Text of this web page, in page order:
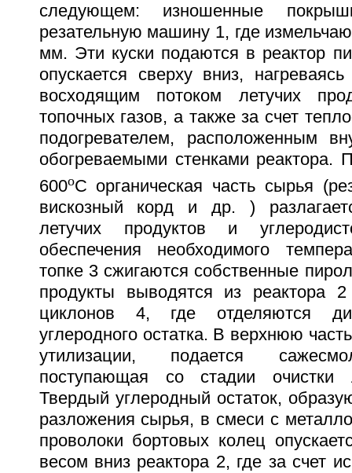
следующем: изношенные
резательную машину 1, где
мм. Эти куски подаются в реактор
опускается сверху вниз,
восходящим потоком летучих
топочных газов, а также за счет
подогревателем, расположенным
обогреваемыми стенками реактора.
600oC органическая часть сырья
вискозный корд и др. )
летучих продуктов и
обеспечения необходимого
топке 3 сжигаются собственные
продукты выводятся из реактора
циклонов 4, где отделяются
углеродного остатка. В верхнюю
утилизации, подается
поступающая со стадии очистки
Твердый углеродный остаток,
разложения сырья, в смеси с
проволоки бортовых колец
весом вниз реактора 2, где за счет